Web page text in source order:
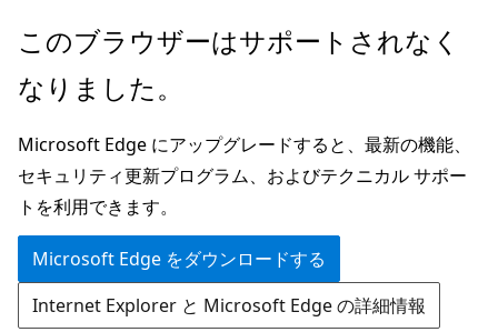
メ
ン
ン
テ
ン
ツ
に
ス
このブラウザーはサポートされなく
なりました。
Microsoft Edge にアップグレードすると、最新の機能、
セキュリティ更新プログラム、およびテクニカル サポー
トを利用できます。
Microsoft Edge をダウンロードする
Internet Explorer と Microsoft Edge の詳細情報